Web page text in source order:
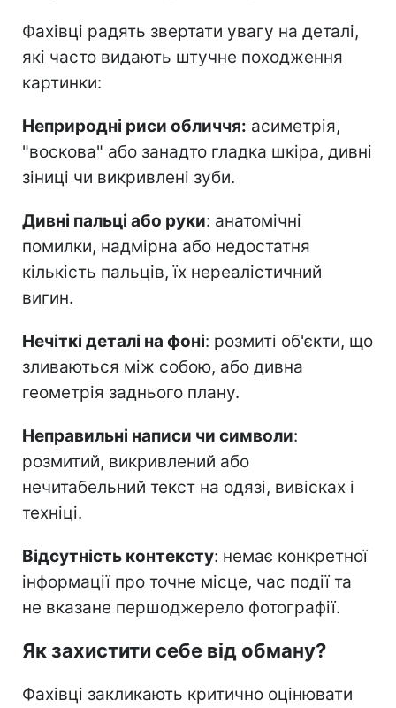
Фахівці радять звертати увагу на деталі,
які часто видають штучне походження
картинки:
Неприродні риси обличчя: асиметрія,
"воскова" або занадто гладка шкіра, дивні
зіниці чи викривлені зуби.
Дивні пальці або руки: анатомічні
помилки, надмірна або недостатня
кількість пальців, їх нереалістичний
вигин.
Нечіткі деталі на фоні: розмиті об'єкти, що
зливаються між собою, або дивна
геометрія заднього плану.
Неправильні написи чи символи:
розмитий, викривлений або
нечитабельний текст на одязі, вивісках і
техніці.
Відсутність контексту: немає конкретної
інформації про точне місце, час події та
не вказане першоджерело фотографії.
Як захистити себе від обману?
Фахівці закликають критично оцінювати